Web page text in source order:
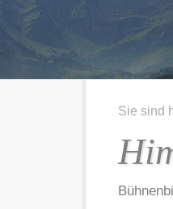
Sie sind